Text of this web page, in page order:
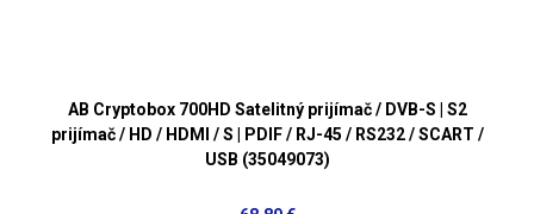
AB Cryptobox 700HD Satelitný prijímač / DVB-S | S2
prijímač / HD / HDMI / S | PDIF / RJ-45 / RS232 / SCART /
USB (35049073)